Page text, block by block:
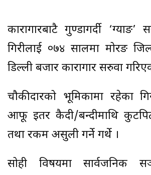
कारागारबाटै गुण्डागर्दी
गिरीलाई ०७४ सालमा मोरङ
डिल्ली बजार कारागार सरुवा
चौकीदारको भूमिकामा रहेका
आफू इतर कैदी/बन्दीमाथि
तथा रकम असुली गर्ने गर्थे ।
सोही विषयमा सार्वजनिक